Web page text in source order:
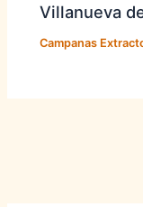
Villanueva
Campanas